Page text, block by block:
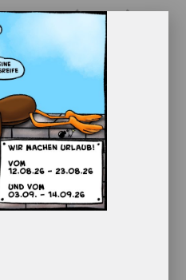
(Laut E)
Laut E